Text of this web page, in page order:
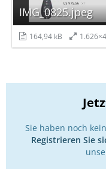
IMG_0825.jpeg
164,94 kB
Sie haben noch
Registrieren Sie